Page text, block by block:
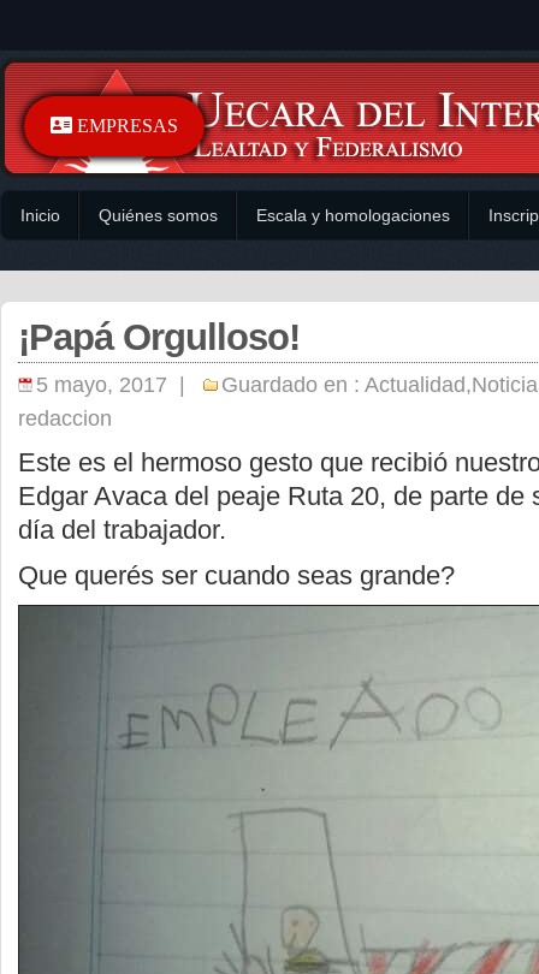
Inicio Quiénes somos Escala y homologaciones
¡Papá Orgulloso!
5 mayo, 2017 | Guardado en : Actualidad,
redaccion
Este es el hermoso gesto que recibió
Edgar Avaca del peaje Ruta 20, de parte de
día del trabajador.
Que querés ser cuando seas grande?
EMPRESAS